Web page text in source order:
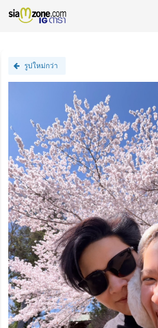
รูปใหม่กว่า